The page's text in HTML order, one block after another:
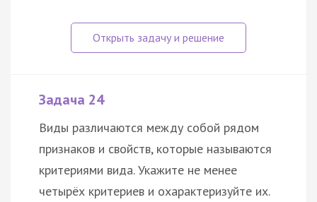
Задача 24
Виды различаются между собой рядом
признаков и свойств, которые называются
критериями вида. Укажите не менее
четырёх критериев и охарактеризуйте их.